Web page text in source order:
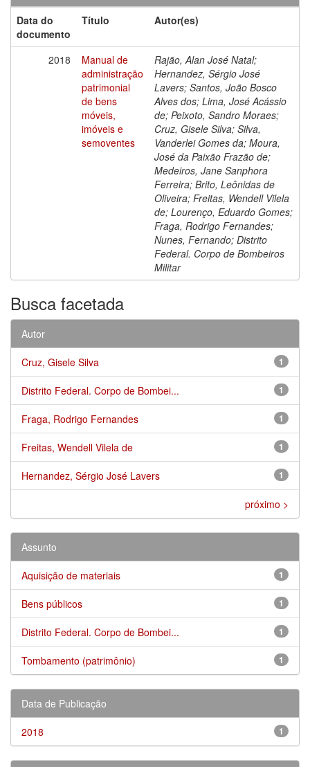
Data do
documento
Título Autor(es)
2018
Manual de
administração
patrimonial
de bens
móveis,
imóveis e
semoventes
Rajão, Alan José Natal;
Hernandez, Sérgio José
Lavers; Santos, João Bosco
Alves dos; Lima, José Acássio
de; Peixoto, Sandro Moraes;
Cruz, Gisele Silva; Silva,
Vanderlei Gomes da; Moura,
José da Paixão Frazão de;
Medeiros, Jane Sanphora
Ferreira; Brito, Leônidas de
Oliveira; Freitas, Wendell Vilela
de; Lourenço, Eduardo Gomes;
Fraga, Rodrigo Fernandes;
Nunes, Fernando; Distrito
Federal. Corpo de Bombeiros
Militar
Busca facetada
Autor
1
Cruz, Gisele Silva
1
Distrito Federal. Corpo de Bombei...
1
Fraga, Rodrigo Fernandes
1
Freitas, Wendell Vilela de
1
Hernandez, Sérgio José Lavers
próximo >
Assunto
1
Aquisição de materiais
1
Bens públicos
1
Distrito Federal. Corpo de Bombei...
1
Tombamento (patrimônio)
Data de Publicação
1
2018